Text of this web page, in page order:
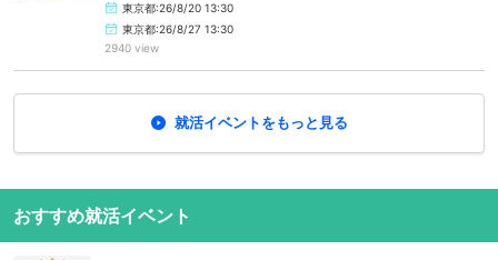
東京都:26/8/20 13:30
東京都:26/8/27 13:30
2940 view
就活イベントをもっと見る
おすすめ就活イベント